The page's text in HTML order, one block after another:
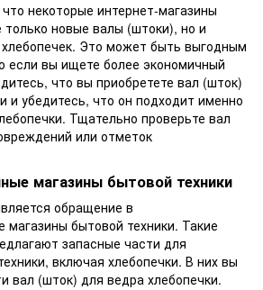
некоторые интернет-магазины
только новые валы (штоки), но и
Это может быть выгодным
если вы ищете более экономичный
что вы приобретете вал (шток)
и убедитесь, что он подходит именно
Тщательно проверьте вал
или отметок
магазины бытовой техники
обращение в
магазины бытовой техники. Такие
запасные части для
включая хлебопечки. В них вы
вал (шток) для ведра хлебопечки.